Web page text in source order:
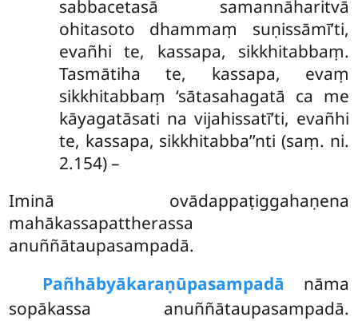
sabbacetasā samannāharitvā
ohitasoto dhammaṃ suṇissāmī’ti,
evañhi te, kassapa, sikkhitabbaṃ.
Tasmātiha te, kassapa, evaṃ
sikkhitabbaṃ ‘sātasahagatā ca me
kāyagatāsati na vijahissatī’ti, evañhi
te, kassapa, sikkhitabba’’nti (saṃ. ni.
2.154) –
Iminā ovādappaṭiggahaṇena
mahākassapattherassa
anuññātaupasampadā.
Pañhābyākaraṇūpasampadā nāma
sopākassa anuññātaupasampadā.